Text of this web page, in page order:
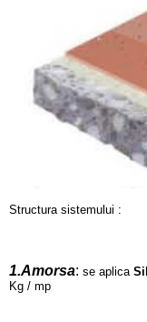
Structura sistemului :
1.Amorsa: se aplica
Kg / mp